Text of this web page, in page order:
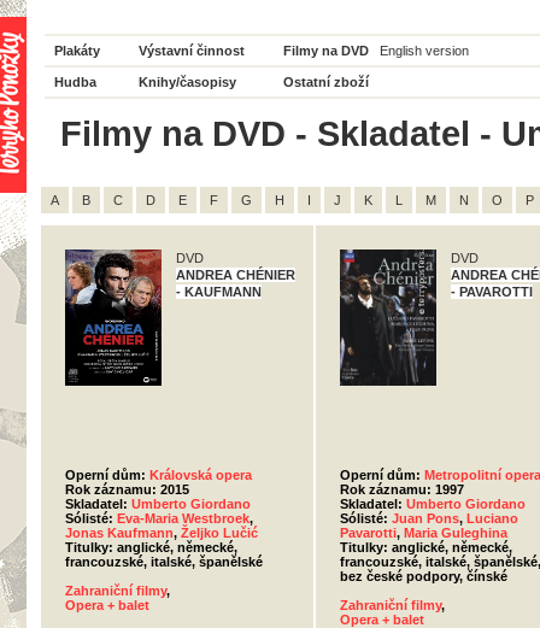
Plakáty Výstavní činnost Filmy na DVD English version
Hudba Knihy/časopisy Ostatní zboží
Filmy na DVD - Skladatel -
A B C D E F G H I J K L M N O P
DVD
ANDREA CHÉNIER
- KAUFMANN
Operní dům: Královská opera
Rok záznamu: 2015
Skladatel: Umberto Giordano
Sólisté: Eva-Maria Westbroek,
Jonas Kaufmann, Željko Lučić
Titulky: anglické, německé,
francouzské, italské, španělské
Zahraniční filmy,
Opera + balet
DVD
ANDREA
- PAVAROTTI
Operní dům: Metropolitní opera
Rok záznamu: 1997
Skladatel: Umberto Giordano
Sólisté: Juan Pons, Luciano
Pavarotti, Maria Guleghina
Titulky: anglické, německé,
francouzské, italské, španělské,
bez české podpory, čínské
Zahraniční filmy,
Opera + balet